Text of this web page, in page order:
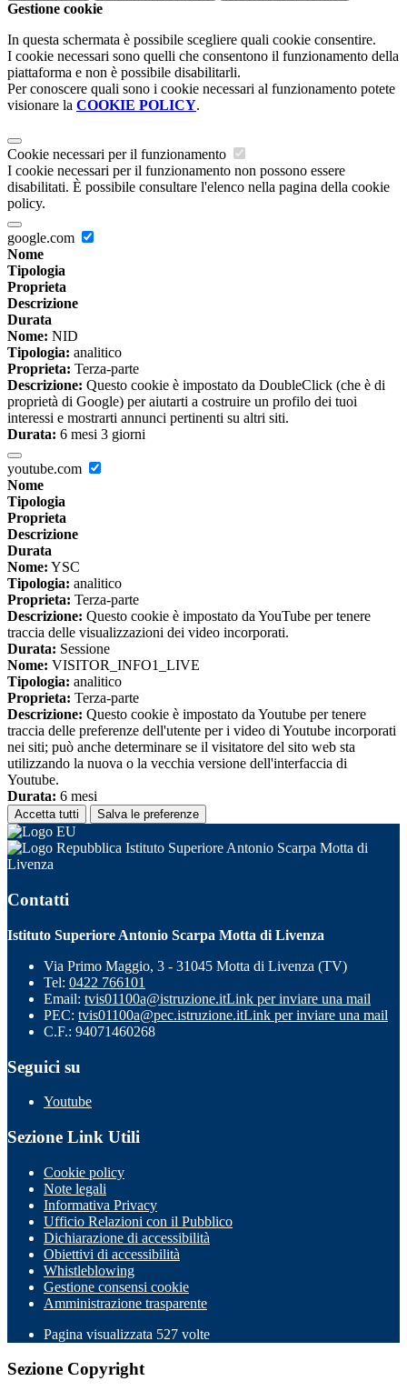
Gestione cookie
In questa schermata è possibile scegliere quali cookie consentire.
I cookie necessari sono quelli che consentono il funzionamento della
piattaforma e non è possibile disabilitarli.
Per conoscere quali sono i cookie necessari al funzionamento potete
visionare la COOKIE POLICY.
Cookie necessari per il funzionamento
I cookie necessari per il funzionamento non possono essere
disabilitati. È possibile consultare l'elenco nella pagina della cookie
policy.
google.com
Nome
Tipologia
Proprieta
Descrizione
Durata
Nome: NID
Tipologia: analitico
Proprieta: Terza-parte
Descrizione: Questo cookie è impostato da DoubleClick (che è di
proprietà di Google) per aiutarti a costruire un profilo dei tuoi
interessi e mostrarti annunci pertinenti su altri siti.
Durata: 6 mesi 3 giorni
youtube.com
Nome
Tipologia
Proprieta
Descrizione
Durata
Nome: YSC
Tipologia: analitico
Proprieta: Terza-parte
Descrizione: Questo cookie è impostato da YouTube per tenere
traccia delle visualizzazioni dei video incorporati.
Durata: Sessione
Nome: VISITOR_INFO1_LIVE
Tipologia: analitico
Proprieta: Terza-parte
Descrizione: Questo cookie è impostato da Youtube per tenere
traccia delle preferenze dell'utente per i video di Youtube incorporati
nei siti; può anche determinare se il visitatore del sito web sta
utilizzando la nuova o la vecchia versione dell'interfaccia di
Youtube.
Durata: 6 mesi
Accetta tutti Salva le preferenze
Istituto Superiore Antonio Scarpa Motta di
Livenza
Contatti
Istituto Superiore Antonio Scarpa Motta di Livenza
Via Primo Maggio, 3 - 31045 Motta di Livenza (TV)
Tel: 0422 766101
Email: tvis01100a@istruzione.itLink per inviare una mail
PEC: tvis01100a@pec.istruzione.itLink per inviare una mail
C.F.: 94071460268
Seguici su
Youtube
Sezione Link Utili
Cookie policy
Note legali
Informativa Privacy
Ufficio Relazioni con il Pubblico
Dichiarazione di accessibilità
Obiettivi di accessibilità
Whistleblowing
Gestione consensi cookie
Amministrazione trasparente
Pagina visualizzata 527 volte
Sezione Copyright